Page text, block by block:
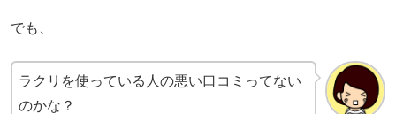
でも、
ラクリを使っている人の悪い口コミってない
のかな？